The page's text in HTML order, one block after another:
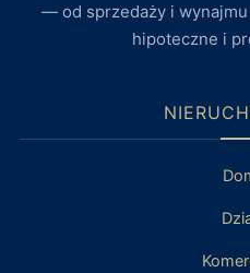
— od sprzedaży i
hipoteczne i